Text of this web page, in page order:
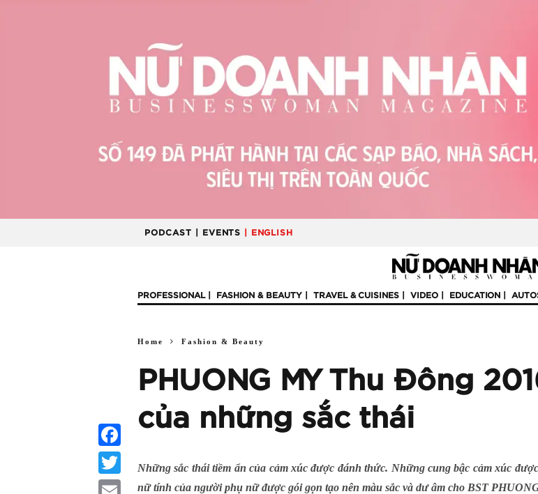
PODCAST | EVENTS | ENGLISH
PROFESSIONAL FASHION & BEAUTY TRAVEL & CUISINES VIDEO EDUCATION
Home Fashion & Beauty
PHUONG MY Thu Đông
của những sắc thái
Những sắc thái tiềm ẩn của cảm xúcđược đánhthức. Những cung bậc cảm xúc
nữ tính của người phụ nữ được gói gọn tạo nên màu sắc và dư âm cho BST
Facebook
Twitter